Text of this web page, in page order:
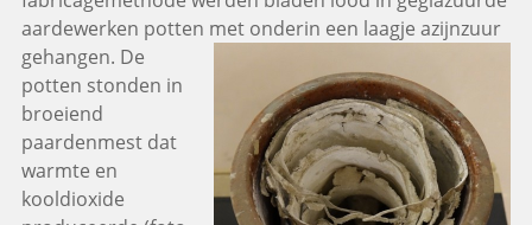
aardewerken potten met onderin een laagje azijnzuur
gehangen. De
potten stonden in
broeiend
paardenmest dat
warmte en
kooldioxide